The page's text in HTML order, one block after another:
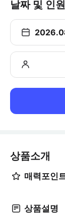
날짜 및 인
상품소개
매력포인
상품설명